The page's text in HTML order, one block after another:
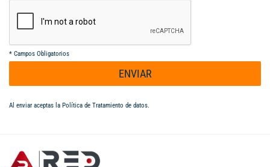
* Campos Obligatorios
ENVIAR
Al enviar aceptas la Política de Tratamiento de datos.